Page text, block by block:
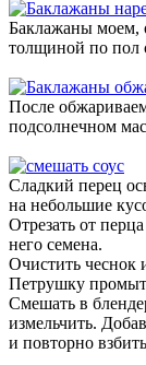
Баклажаны моем,
толщиной по пол
После
подсолнечном
Сладкий перец
на небольшие
Отрезать от
него семена.
Очистить чеснок
Петрушку
Смешать в
измельчить.
и повторно